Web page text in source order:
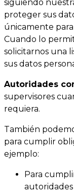
siguiendo
proteger sus
únicamente
Cuando lo
solicitarnos una
sus datos
Autoridades
supervisores
requiera.
También
para cumplir
ejemplo:
Para